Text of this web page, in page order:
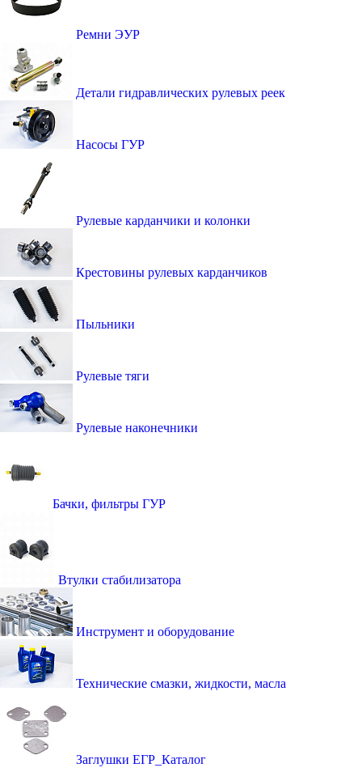
Ремни ЭУР
Детали гидравлических рулевых реек
Насосы ГУР
Рулевые карданчики и колонки
Крестовины рулевых карданчиков
Пыльники
Рулевые тяги
Рулевые наконечники
Бачки, фильтры ГУР
Втулки стабилизатора
Инструмент и оборудование
Технические смазки, жидкости, масла
Заглушки ЕГР_Каталог